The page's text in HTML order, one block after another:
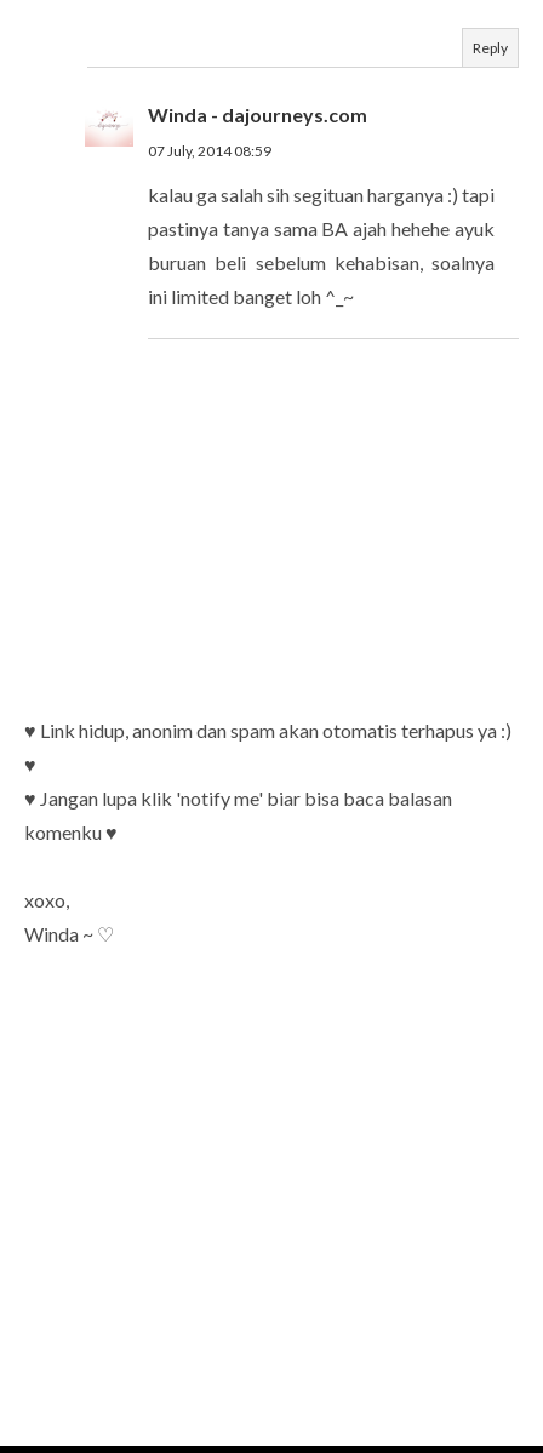
Reply
Winda - dajourneys.com
07 July, 2014 08:59
kalau ga salah sih segituan harganya :) tapi
pastinya tanya sama BA ajah hehehe ayuk
buruan beli sebelum kehabisan, soalnya
ini limited banget loh ^_~
♥ Link hidup, anonim dan spam akan otomatis terhapus ya :)
♥
♥ Jangan lupa klik 'notify me' biar bisa baca balasan
komenku ♥
xoxo,
Winda ~ ♡